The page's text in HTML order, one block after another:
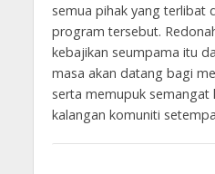
semua pihak yang terlibat
program tersebut.
kebajikan seumpama itu
masa akan datang bagi
serta memupuk semangat
kalangan komuniti